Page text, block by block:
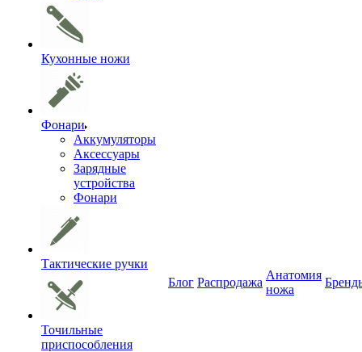
Кухонные ножи
Фонари
Аккумуляторы
Аксессуары
Зарядные
устройства
Фонари
Тактические ручки
Точильные
приспособления
Блог Распродажа
Анатомия
ножа